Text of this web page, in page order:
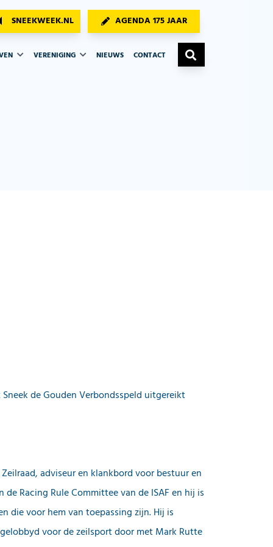
SNEEKWEEK.NL AGENDA 175 JAAR
VERENIGING NIEUWS CONTACT
de Gouden Verbondsspeld uitgereikt
adviseur en klankbord voor bestuur en
Racing Rule Committee van de ISAF en hij is
die voor hem van toepassing zijn. Hij is
voor de zeilsport door met Mark Rutte